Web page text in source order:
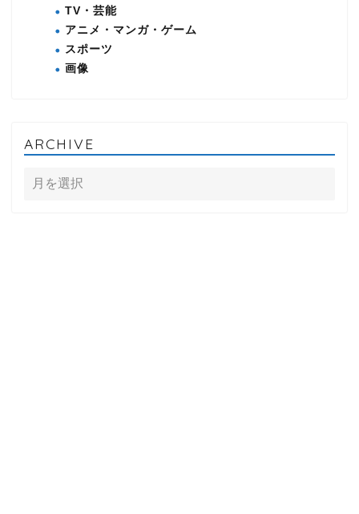
TV・芸能
アニメ・マンガ・ゲーム
スポーツ
画像
ARCHIVE